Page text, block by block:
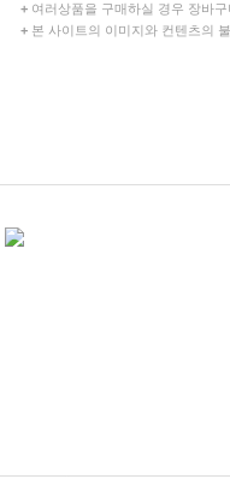
+ 여러상품을 구매하실 경우 장바
+ 본 사이트의 이미지와 컨텐츠의